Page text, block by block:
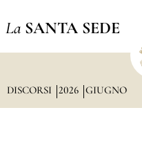
La SANTA SEDE
DISCORSI 2026 GIUGNO